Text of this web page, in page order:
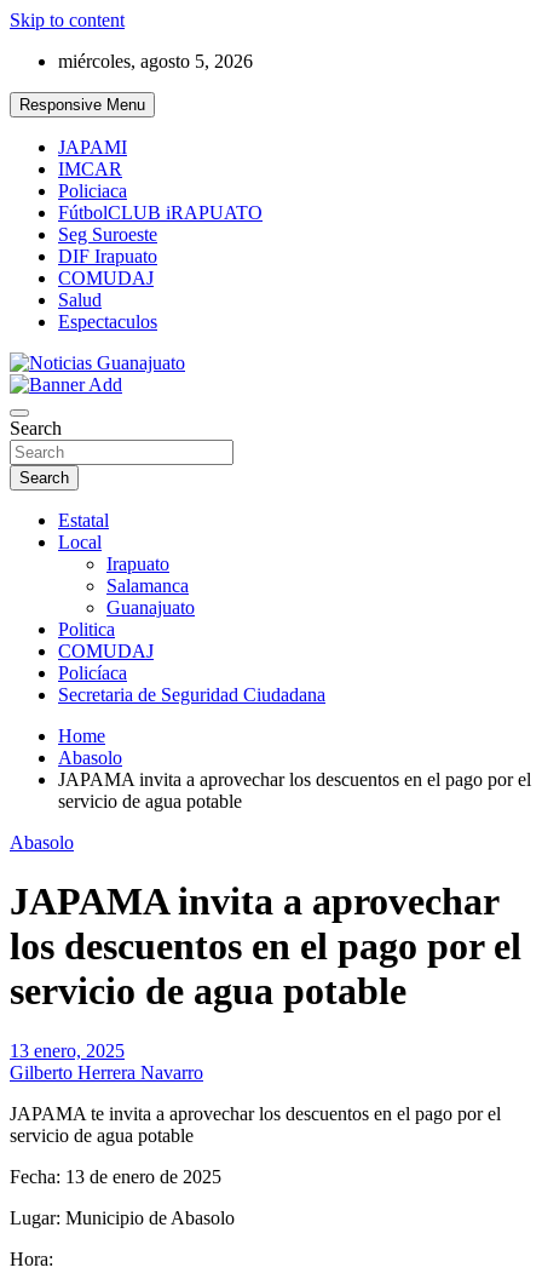
Skip to content
miércoles, agosto 5, 2026
Responsive Menu
JAPAMI
IMCAR
Policiaca
FútbolCLUB iRAPUATO
Seg Suroeste
DIF Irapuato
COMUDAJ
Salud
Espectaculos
Noticias Guanajuato
Search
Search
Estatal
Local
Irapuato
Salamanca
Guanajuato
Politica
COMUDAJ
Policíaca
Secretaria de Seguridad Ciudadana
Home
Abasolo
JAPAMA invita a aprovechar los descuentos en el pago por el
servicio de agua potable
Abasolo
JAPAMA invita a aprovechar
los descuentos en el pago por el
servicio de agua potable
13 enero, 2025
Gilberto Herrera Navarro
JAPAMA te invita a aprovechar los descuentos en el pago por el
servicio de agua potable
Fecha: 13 de enero de 2025
Lugar: Municipio de Abasolo
Hora: